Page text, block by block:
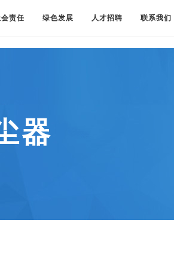
责任 绿色发展 人才招聘 联系我们
器